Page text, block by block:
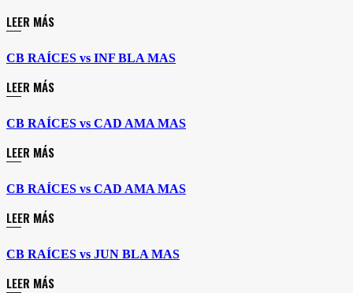
LEER MÁS
CB RAÍCES vs INF BLA MAS
LEER MÁS
CB RAÍCES vs CAD AMA MAS
LEER MÁS
CB RAÍCES vs CAD AMA MAS
LEER MÁS
CB RAÍCES vs JUN BLA MAS
LEER MÁS